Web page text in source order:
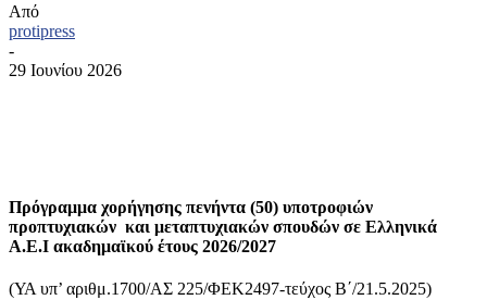
Από
protipress
-
29 Ιουνίου 2026
Πρόγραμμα χορήγησης πενήντα (50) υποτροφιών
προπτυχιακών και μεταπτυχιακών σπουδών σε Ελληνικά
A.E.I ακαδημαϊκού έτους 2026/2027
(ΥΑ υπ’ αριθμ.1700/ΑΣ 225/ΦΕΚ2497-τεύχος Β΄/21.5.2025)